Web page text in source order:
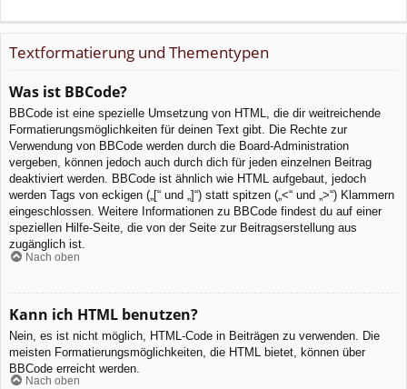
Textformatierung und Thementypen
Was ist BBCode?
BBCode ist eine spezielle Umsetzung von HTML, die dir weitreichende
Formatierungsmöglichkeiten für deinen Text gibt. Die Rechte zur
Verwendung von BBCode werden durch die Board-Administration
vergeben, können jedoch auch durch dich für jeden einzelnen Beitrag
deaktiviert werden. BBCode ist ähnlich wie HTML aufgebaut, jedoch
werden Tags von eckigen („[“ und „]“) statt spitzen („<“ und „>“) Klammern
eingeschlossen. Weitere Informationen zu BBCode findest du auf einer
speziellen Hilfe-Seite, die von der Seite zur Beitragserstellung aus
zugänglich ist.
Nach oben
Kann ich HTML benutzen?
Nein, es ist nicht möglich, HTML-Code in Beiträgen zu verwenden. Die
meisten Formatierungsmöglichkeiten, die HTML bietet, können über
BBCode erreicht werden.
Nach oben